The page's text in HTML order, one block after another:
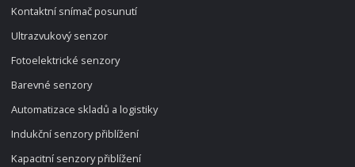
Kontaktní snímač posunutí
Ultrazvukový senzor
Fotoelektrické senzory
Barevné senzory
Automatizace skladů a logistiky
Indukční senzory přiblížení
Kapacitní senzory přiblížení